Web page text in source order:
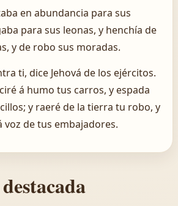
en abundancia para sus
para sus leonas, y henchía de
y de robo sus moradas.
ti, dice Jehová de los ejércitos.
á humo tus carros, y espada
y raeré de la tierra tu robo, y
voz de tus embajadores.